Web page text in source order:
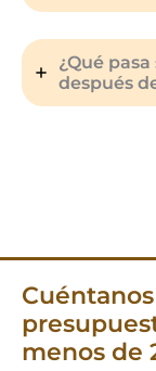
¿Qué
después
menos de